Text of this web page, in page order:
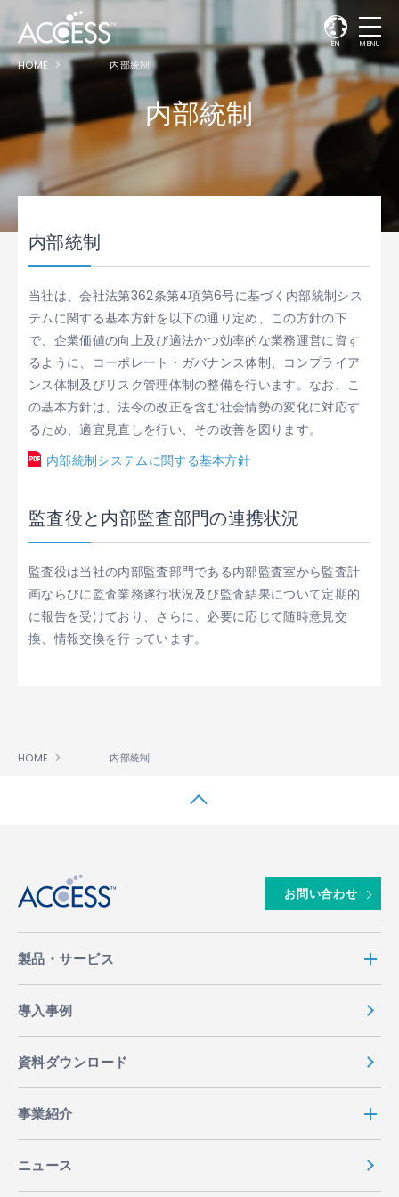
EN MENU
HOME 内部統制
内部統制
内部統制
当社は、会社法第362条第4項第6号に基づく内部統制シス
テムに関する基本方針を以下の通り定め、この方針の下
で、企業価値の向上及び適法かつ効率的な業務運営に資す
るように、コーポレート・ガバナンス体制、コンプライア
ンス体制及びリスク管理体制の整備を行います。なお、こ
の基本方針は、法令の改正を含む社会情勢の変化に対応す
るため、適宜見直しを行い、その改善を図ります。
内部統制システムに関する基本方針
監査役と内部監査部門の連携状況
監査役は当社の内部監査部門である内部監査室から監査計
画ならびに監査業務遂行状況及び監査結果について定期的
に報告を受けており、さらに、必要に応じて随時意見交
換、情報交換を行っています。
HOME 内部統制
お問い合わせ
製品・サービス
導入事例
資料ダウンロード
事業紹介
ニュース